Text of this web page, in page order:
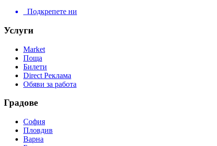
Подкрепете ни
Услуги
Market
Поща
Билети
Direct Реклама
Обяви за работа
Градове
София
Пловдив
Варна